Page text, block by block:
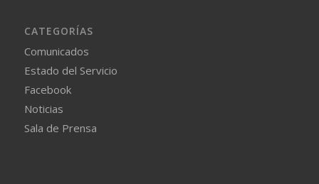
CATEGORÍAS
Comunicados
Estado del Servicio
Facebook
Noticias
Sala de Prensa